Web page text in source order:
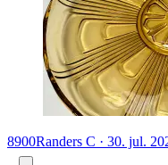
8900Randers C · 30. jul.